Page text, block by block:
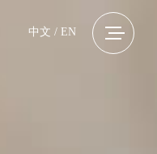
中文 / EN